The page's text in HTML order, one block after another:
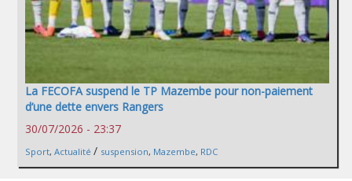
La FECOFA suspend le TP Mazembe pour non-paiement
d’une dette envers Rangers
30/07/2026 - 23:37
Sport, Actualité / suspension, Mazembe, RDC